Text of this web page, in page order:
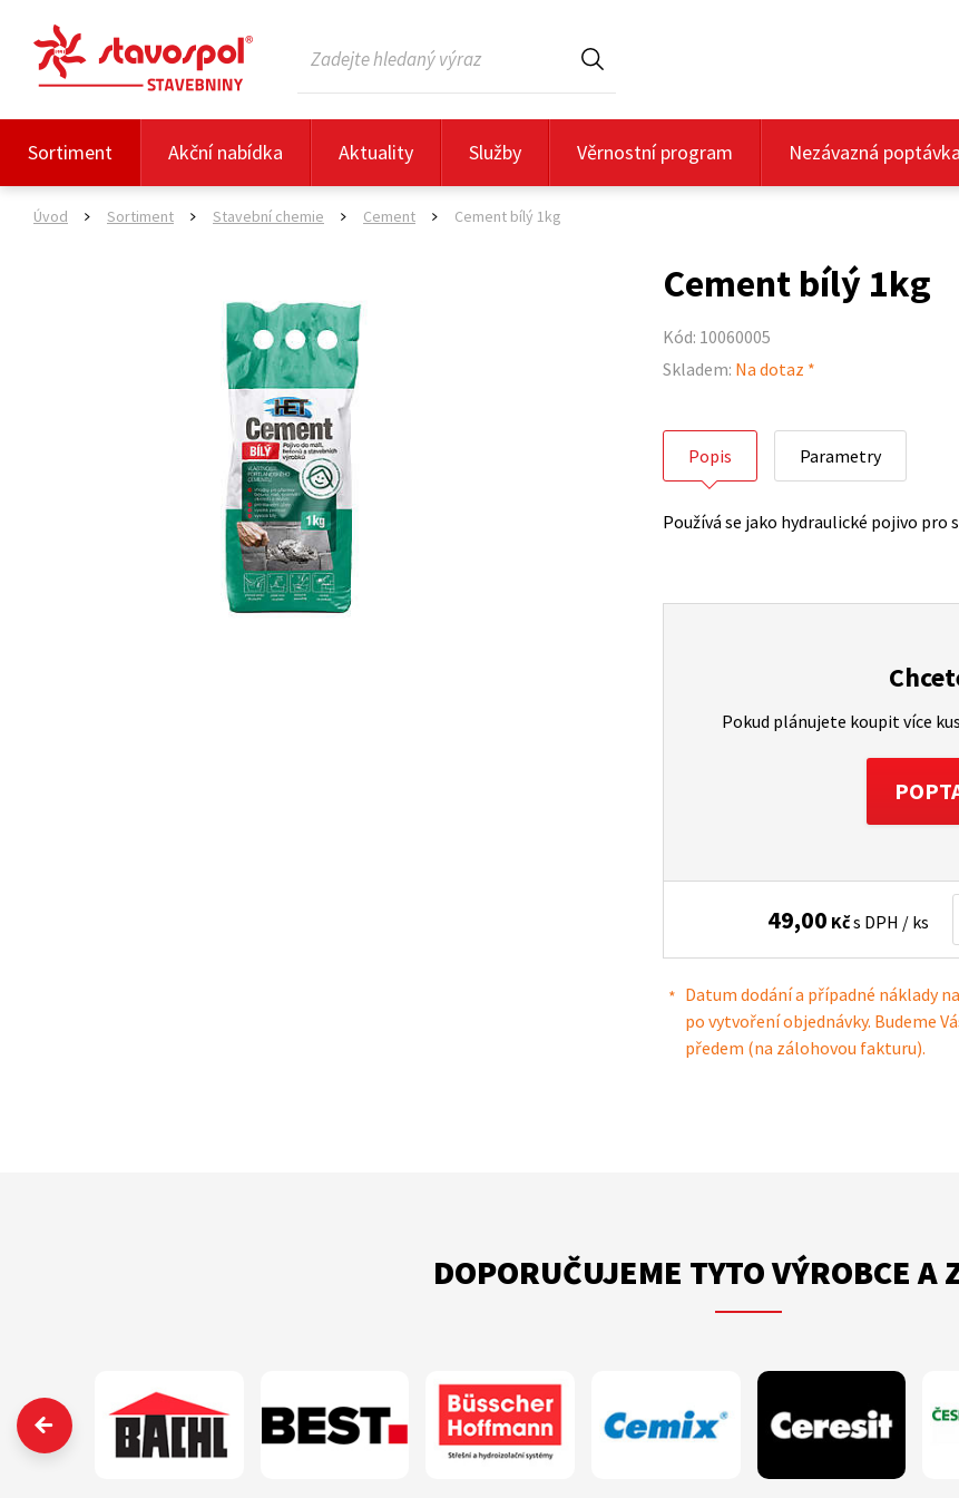
Sortiment Akční nabídka Aktuality Služby Věrnostní program Nezávazná poptávka
Úvod Sortiment Stavební chemie Cement Cement bílý 1kg
Cement bílý 1kg
Kód: 10060005
Skladem: Na dotaz *
Popis Parametry
Používá se jako hydraulické pojivo pro
Pokud plánujete koupit více
49,00 Kčs DPH / ks
Datum dodání a případné náklady
po vytvoření objednávky. Budeme
předem (na zálohovou fakturu).
DOPORUČUJEME TYTO VÝROBCE A
‹